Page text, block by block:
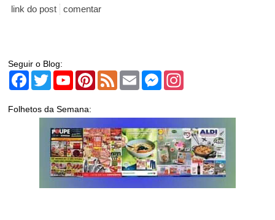
link do post comentar
Seguir o Blog:
Facebook
TwitterYouTubePinterest
Feed Email Messenger
Folhetos da Semana: